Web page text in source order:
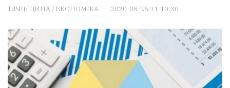
ТЯЧІВЩИНА/ ЕКОНОМІКА 2020-08-26 11:10:30